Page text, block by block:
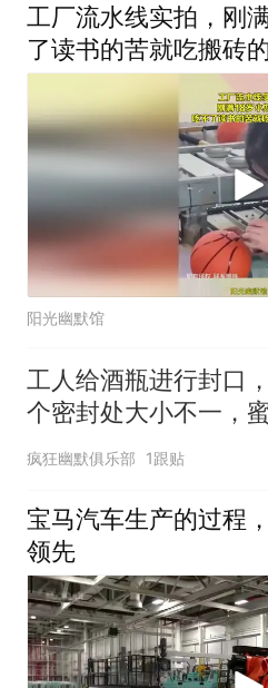
工厂流水线实拍，刚
了读书的苦就吃搬砖
阳光幽默馆
工人给酒瓶进行封口
个密封处大小不一，
是不是不要钱啊！
疯狂幽默俱乐部 1跟贴
宝马汽车生产的过程
领先